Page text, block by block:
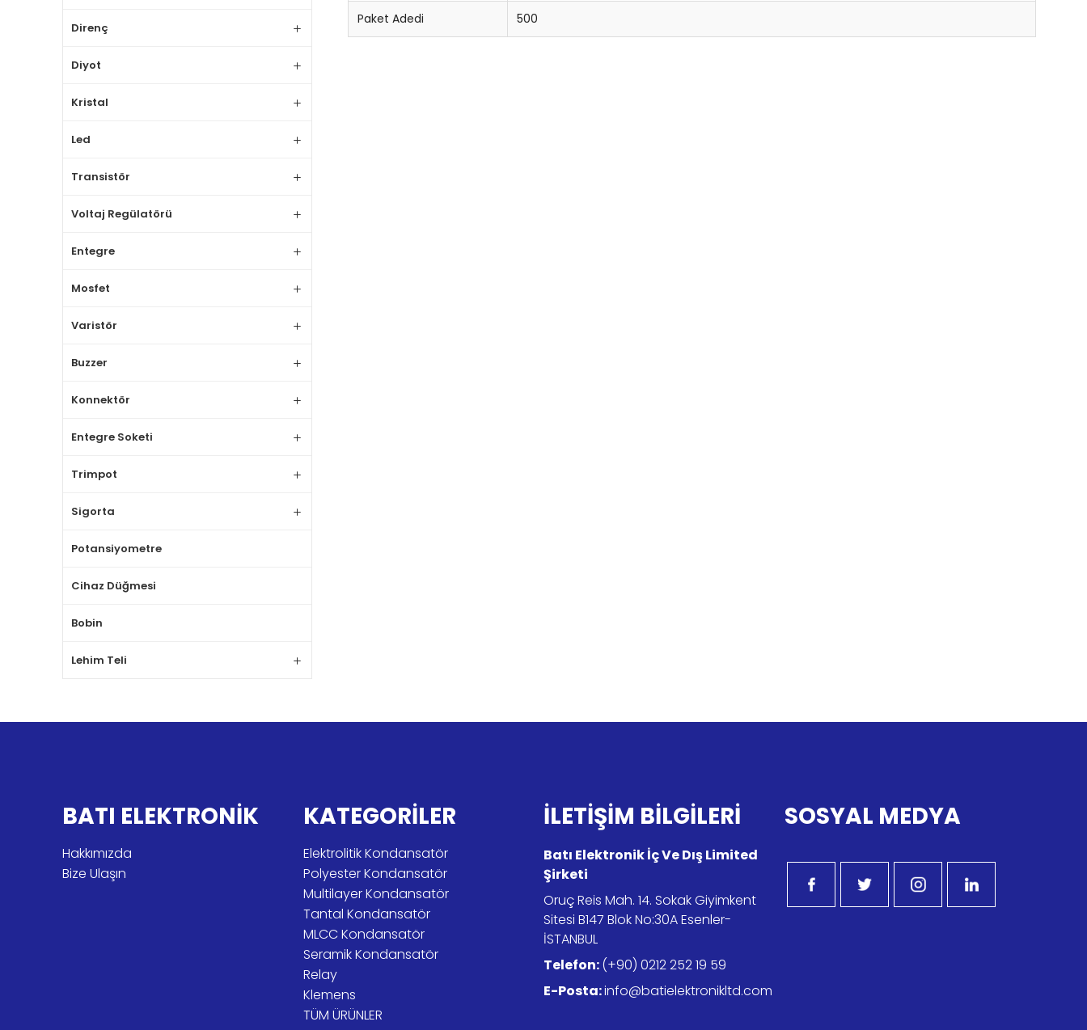
Direnç
Diyot
Kristal
Led
Transistör
Voltaj Regülatörü
Entegre
Mosfet
Varistör
Buzzer
Konnektör
Entegre Soketi
Trimpot
Sigorta
Potansiyometre
Cihaz Düğmesi
Bobin
Lehim Teli
Paket Adedi 500
BATI ELEKTRONİK
Hakkımızda
Bize Ulaşın
KATEGORİLER
Elektrolitik Kondansatör
Polyester Kondansatör
Multilayer Kondansatör
Tantal Kondansatör
MLCC Kondansatör
Seramik Kondansatör
Relay
Klemens
TÜM ÜRÜNLER
İLETİŞİM BİLGİLERİ
Batı Elektronik İç Ve Dış Limited
Şirketi
Oruç Reis Mah. 14. Sokak Giyimkent
Sitesi B147 Blok No:30A Esenler-
İSTANBUL
Telefon:(+90) 0212 252 19 59
E-Posta:info@batielektronikltd.com
SOSYAL MEDYA